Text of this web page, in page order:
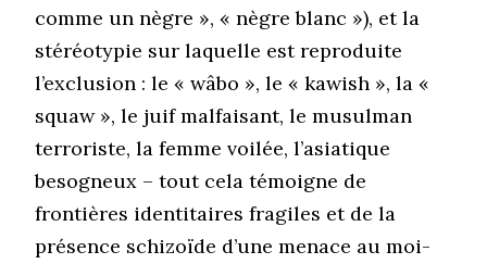
comme un nègre », « nègre blanc »), et la
stéréotypie sur laquelle est reproduite
l’exclusion : le « wâbo », le « kawish », la «
squaw », le juif malfaisant, le musulman
terroriste, la femme voilée, l’asiatique
besogneux – tout cela témoigne de
frontières identitaires fragiles et de la
présence schizoïde d’une menace au moi-